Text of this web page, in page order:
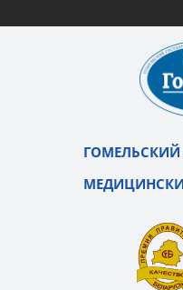
ГОМЕЛЬСКИЙ